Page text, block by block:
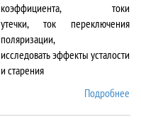
коэффициента, токи
утечки, ток переключения
поляризации,
исследовать эффекты усталости
и старения
Подробнее